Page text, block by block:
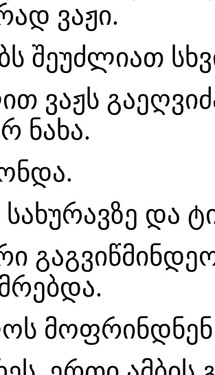
ვაჟი.
შეუძლიათ
ვაჟს
ნახა.
სახურავზე და
მოფრინდნენ